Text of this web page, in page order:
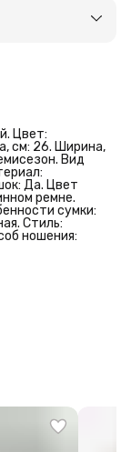
Цвет:
см: 26. Ширина,
Вид
Да. Цвет
ремне.
сумки:
Стиль:
ношения: